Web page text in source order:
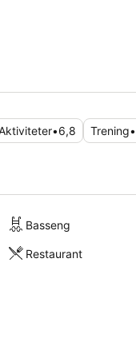
•6,8 Trening•
Basseng
Restaurant